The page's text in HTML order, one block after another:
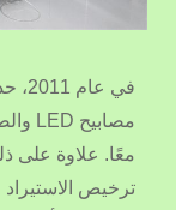
معًا. علاوة على
ترخيص الاستيراد